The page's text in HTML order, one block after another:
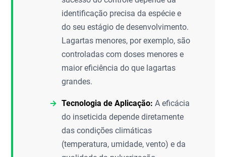
identificação precisa da espécie e
do seu estágio de desenvolvimento.
Lagartas menores, por exemplo, são
controladas com doses menores e
maior eficiência do que lagartas
grandes.
Tecnologia de Aplicação: A eficácia
do inseticida depende diretamente
das condições climáticas
(temperatura, umidade, vento) e da